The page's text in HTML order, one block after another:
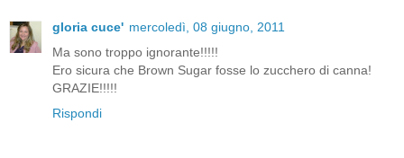
gloria cuce' mercoledì, 08 giugno, 2011
Ma sono troppo ignorante!!!!!
Ero sicura che Brown Sugar fosse lo zucchero di canna!
GRAZIE!!!!!
Rispondi